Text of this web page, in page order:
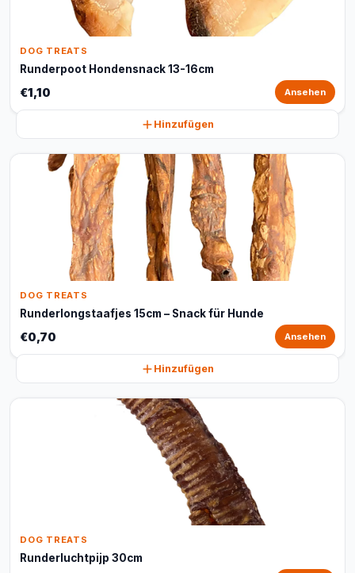
DOG TREATS
Runderpoot Hondensnack 13-16cm
€1,10 Ansehen
Hinzufügen
DOG TREATS
Runderlongstaafjes 15cm – Snack für Hunde
€0,70 Ansehen
Hinzufügen
DOG TREATS
Runderluchtpijp 30cm